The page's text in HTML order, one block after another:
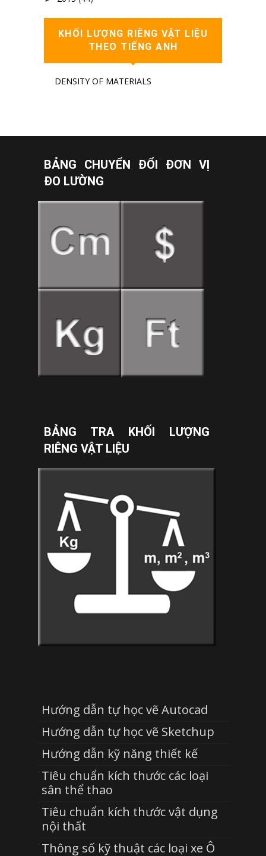
KHỐI LƯỢNG RIÊNG VẬT LIỆU
THEO TIẾNG ANH
DENSITY OF MATERIALS
BẢNG CHUYỂN ĐỔI ĐƠN VỊ
ĐO LƯỜNG
BẢNG TRA KHỐI LƯỢNG
RIÊNG VẬT LIỆU
Hướng dẫn tự học vẽ Autocad
Hướng dẫn tự học vẽ Sketchup
Hướng dẫn kỹ năng thiết kế
Tiêu chuẩn kích thước các loại
sân thể thao
Tiêu chuẩn kích thước vật dụng
nội thất
Thông số kỹ thuật các loại xe Ô